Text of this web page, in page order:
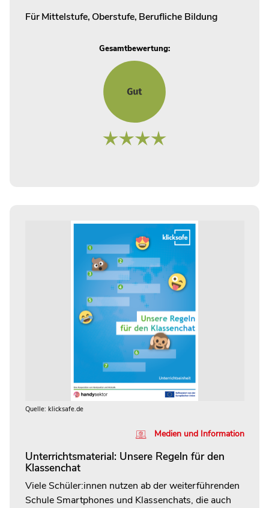
Für Mittelstufe, Oberstufe, Berufliche Bildung
Gesamtbewertung:
Quelle: klicksafe.de
Medien und Information
Unterrichtsmaterial: Unsere Regeln für den
Klassenchat
Viele Schüler:innen nutzen ab der weiterführenden
Schule Smartphones und Klassenchats, die auch